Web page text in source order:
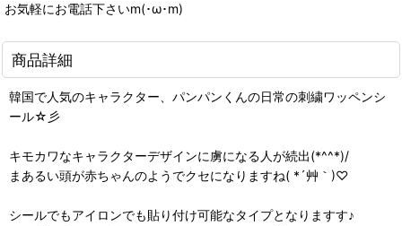
お気軽にお電話下さいm(･ω･m)
商品詳細
韓国で人気のキャラクター、パンパンくんの日常の刺繍ワッペンシ
ール☆彡
キモカワなキャラクターデザインに虜になる人が続出(*^^*)/
まあるい頭が赤ちゃんのようでクセになりますね( *´艸｀)♡
シールでもアイロンでも貼り付け可能なタイプとなりますす♪